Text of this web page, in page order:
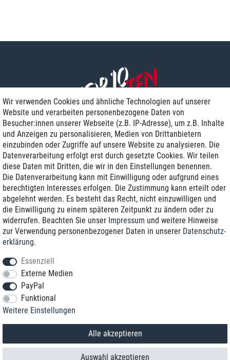
Zustellung am nächsten Werktag
Günstiger Versand
Generalüberholt mit Garantie
+49 8989 96160*
*Sie erreichen uns zum Ortstarif von Montag bis Freitag von 9 Uhr - 18 Uhr.
© 2018 TOP TEN Computervertrieb GmbH
Wir verwenden Cookies und ähnliche Technologien auf unserer
Website und verarbeiten personenbezogene Daten von
Besucher:innen unserer Webseite (z.B. IP-Adresse), um z.B. Inhalte
und Anzeigen zu personalisieren, Medien von Drittanbietern
einzubinden oder Zugriffe auf unsere Website zu analysieren. Die
Datenverarbeitung erfolgt erst durch gesetzte Cookies. Wir teilen
diese Daten mit Dritten, die wir in den Einstellungen benennen.
Die Datenverarbeitung kann mit Einwilligung oder aufgrund eines
berechtigten Interesses erfolgen. Die Zustimmung kann erteilt oder
abgelehnt werden. Es besteht das Recht, nicht einzuwilligen und
die Einwilligung zu einem späteren Zeitpunkt zu ändern oder zu
widerrufen. Beachten Sie unser Impressum und weitere Hinweise
zur Verwendung personenbezogener Daten in unserer Daten­schutz­
erklärung.
Essenziell
Externe Medien
PayPal
Funktional
Weitere Einstellungen
Alle akzeptieren
Auswahl akzeptieren